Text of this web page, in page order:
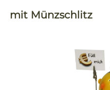
mit Münzschlitz
Bildergalerie überspringen